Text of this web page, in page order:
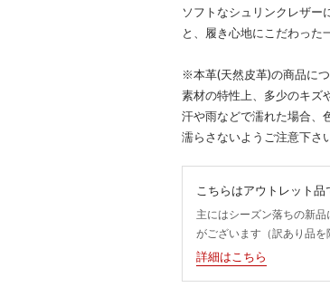
ソフトなシュリンクレザー
と、履き心地にこだわった
※本革(天然皮革)の商品に
素材の特性上、多少のキズ
汗や雨などで濡れた場合、
濡らさないようご注意下さ
こちらはアウトレット品
主にはシーズン落ちの新
がございます（訳あり品を
詳細はこちら